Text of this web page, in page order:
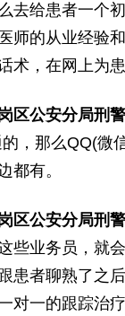
去给患者一个
师的从业经验
术，在网上为
区公安分局刑
，那么QQ(微
都有。
区公安分局刑
些业务员，就
患者聊熟了之
对一的跟踪治